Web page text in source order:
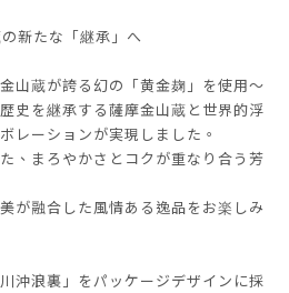
新たな「継承」へ
山蔵が誇る幻の「黄金麹」を使用～
史を継承する薩󠄀摩金山蔵と世界的浮
レーションが実現しました。
、まろやかさとコクが重なり合う芳
が融合した風情ある逸品をお楽しみ
沖浪裏」をパッケージデザインに採